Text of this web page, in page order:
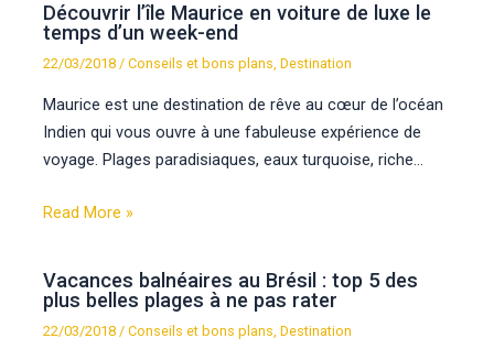
Découvrir l’île Maurice en voiture de luxe le
temps d’un week-end
22/03/2018/Conseils et bons plans,Destination
Maurice est une destination de rêve au cœur de l’océan
Indien qui vous ouvre à une fabuleuse expérience de
voyage. Plages paradisiaques, eaux turquoise, riche…
Read More »
Vacances balnéaires au Brésil : top 5 des
plus belles plages à ne pas rater
22/03/2018/Conseils et bons plans,Destination